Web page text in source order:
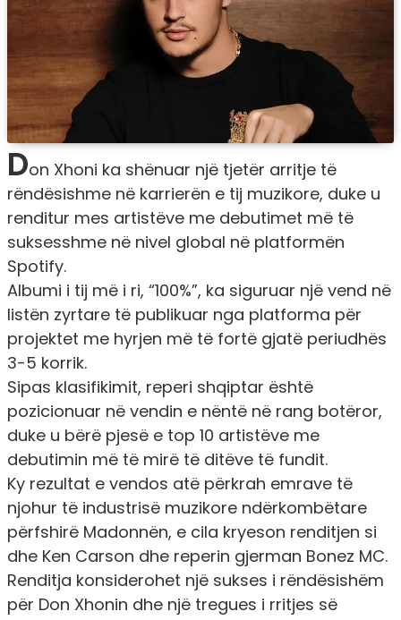
Don Xhoni ka shënuar një tjetër arritje të
rëndësishme në karrierën e tij muzikore, duke u
renditur mes artistëve me debutimet më të
suksesshme në nivel global në platformën
Spotify.
Albumi i tij më i ri, “100%”, ka siguruar një vend në
listën zyrtare të publikuar nga platforma për
projektet me hyrjen më të fortë gjatë periudhës
3-5 korrik.
Sipas klasifikimit, reperi shqiptar është
pozicionuar në vendin e nëntë në rang botëror,
duke u bërë pjesë e top 10 artistëve me
debutimin më të mirë të ditëve të fundit.
Ky rezultat e vendos atë përkrah emrave të
njohur të industrisë muzikore ndërkombëtare
përfshirë Madonnën, e cila kryeson renditjen si
dhe Ken Carson dhe reperin gjerman Bonez MC.
Renditja konsiderohet një sukses i rëndësishëm
për Don Xhonin dhe një tregues i rritjes së